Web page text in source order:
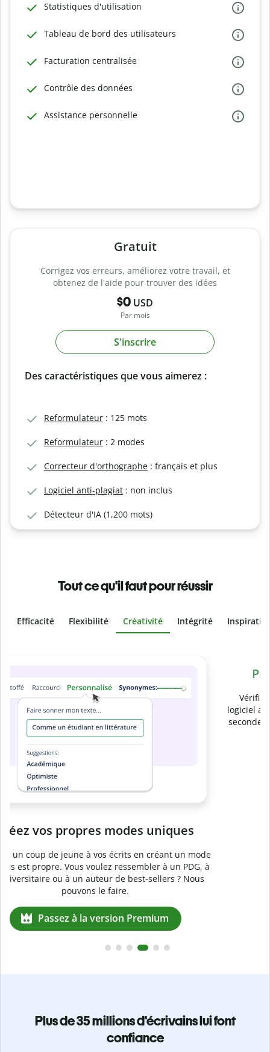
Statistiques d'utilisation
Tableau de bord des utilisateurs
Facturation centralisée
Contrôle des données
Assistance personnelle
Gratuit
Corrigez vos erreurs, améliorez votre travail, et
obtenez de l'aide pour trouver des idées
$0 USD
Par mois
S'inscrire
Des caractéristiques que vous aimerez :
Reformulateur : 125 mots
Reformulateur : 2 modes
Correcteur d'orthographe : français et plus
Logiciel anti-plagiat : non inclus
Détecteur d'IA (1,200 mots)
Tout ce qu'il faut pour réussir
Efficacité Flexibilité Créativité Intégrité
Vérifiez que vos écrits sont 100 % les vôtres grâce au
logiciel anti-plagiat. Analysez votre document en quelques
secondes et identifiez les citations manquantes dans plus
de 100 langues.
Plus de 35 millions d'écrivains lui font
confiance